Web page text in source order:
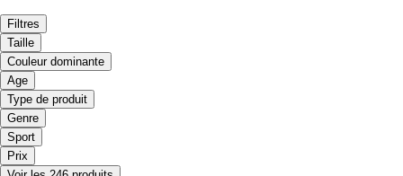
Filtres
Taille
Couleur dominante
Age
Type de produit
Genre
Sport
Prix